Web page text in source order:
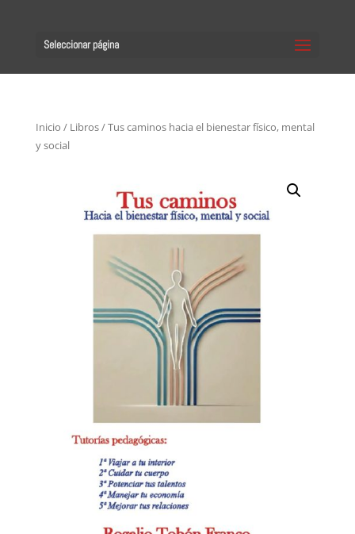
Seleccionar página
Inicio / Libros/ Tus caminos hacia el bienestar físico, mental
y social